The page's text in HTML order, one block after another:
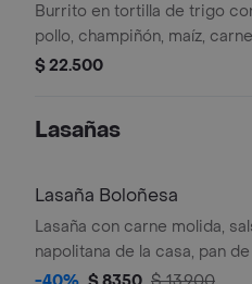
Burrito en tortilla de trigo
pollo, champiñón, maíz,
crespa, salsas de la casa,
$ 22.500
Lasañas
Lasaña Boloñesa
Lasaña con carne molida,
napolitana de la casa, pan
gratinado de queso, orégano